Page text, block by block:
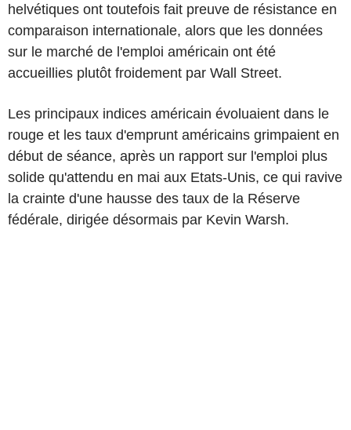
helvétiques ont toutefois fait preuve de résistance en
comparaison internationale, alors que les données
sur le marché de l'emploi américain ont été
accueillies plutôt froidement par Wall Street.
Les principaux indices américain évoluaient dans le
rouge et les taux d'emprunt américains grimpaient en
début de séance, après un rapport sur l'emploi plus
solide qu'attendu en mai aux Etats-Unis, ce qui ravive
la crainte d'une hausse des taux de la Réserve
fédérale, dirigée désormais par Kevin Warsh.